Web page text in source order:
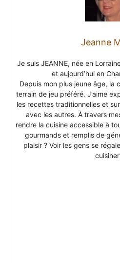
Jeanne
Je suis JEANNE, née en
et aujourd’hui en
Depuis mon plus jeune âge, la
terrain de jeu préféré. J’aime
les recettes traditionnelles et
avec les autres. À travers
rendre la cuisine accessible à
gourmands et remplis de
plaisir ? Voir les gens se